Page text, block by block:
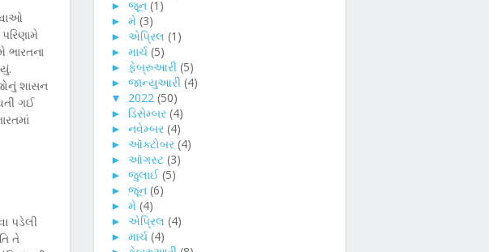
શાસન
ગઈ
પડેલી
તે
► જૂન (1)
► મે (3)
► એપ્રિલ (1)
► માર્ચ (5)
► ફેબ્રુઆરી (5)
► જાન્યુઆરી (4)
▼
2022 (50)
► ડિસેમ્બર (4)
► નવેમ્બર (4)
► ઑક્ટોબર (4)
► ઑગસ્ટ (3)
► જુલાઈ (5)
► જૂન (6)
► મે (4)
► એપ્રિલ (4)
► માર્ચ (4)